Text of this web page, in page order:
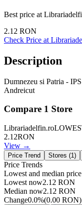
Best price at
2.12 RON
Check Price at
Description
Dumnezeu si Patria -
Andreicut
Compare 1 Store
Librariadelfin.ro
2.12RON
View →
Price Trend Stores (1)
Price Trends
Lowest and median
Lowest now2.12 RON
Median now2.12 RON
Change0.0%(0.00 RON)